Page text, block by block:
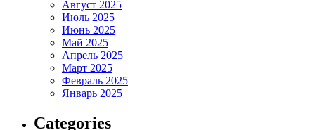
Август 2025
Июль 2025
Июнь 2025
Май 2025
Апрель 2025
Март 2025
Февраль 2025
Январь 2025
Categories